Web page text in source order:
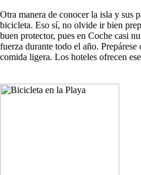
Otra manera de conocer la isla y sus
bicicleta. Eso sí, no olvide ir bien
buen protector, pues en Coche casi
fuerza durante todo el año.
comida ligera. Los hoteles ofrecen